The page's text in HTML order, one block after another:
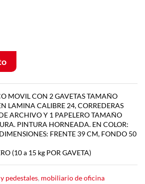
MOVIL CON 2 GAVETAS TAMAÑO
LAMINA CALIBRE 24, CORREDERAS
ARCHIVO Y 1 PAPELERO TAMAÑO
PINTURA HORNEADA. EN COLOR:
FRENTE 39 CM, FONDO 50
(10 a 15 kg POR GAVETA)
pedestales, mobiliario de oficina